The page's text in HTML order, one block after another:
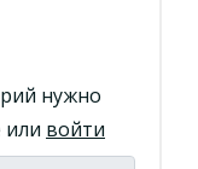
нужно
или войти